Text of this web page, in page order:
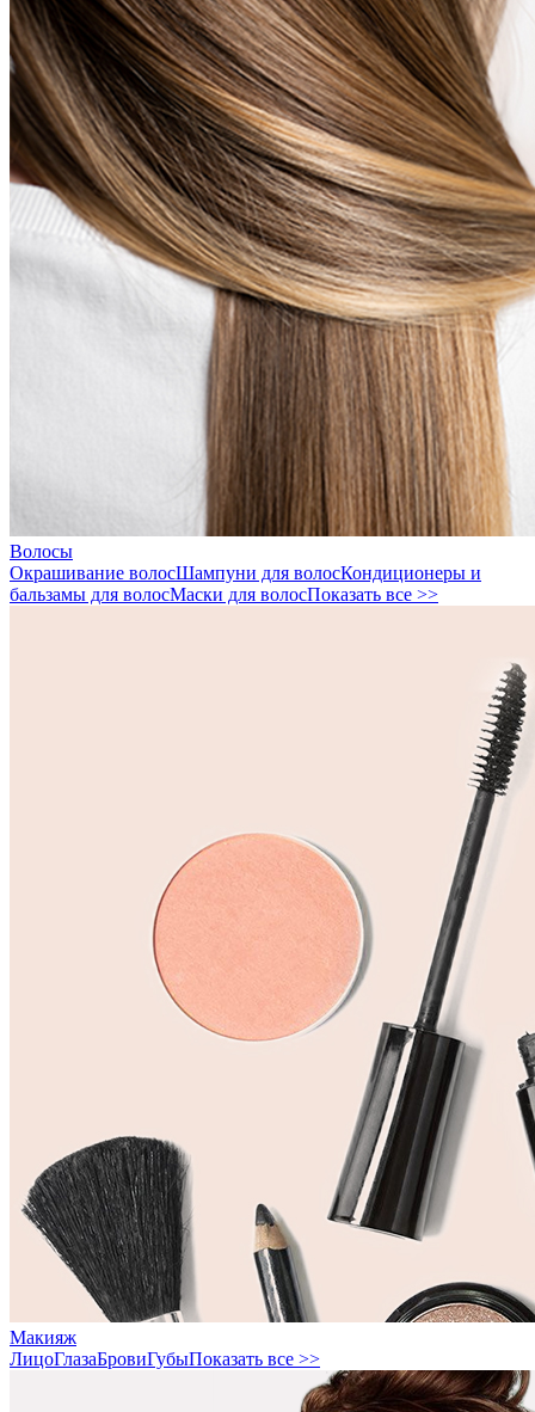
Волосы
Окрашивание волосШампуни для волосКондиционеры и
бальзамы для волосМаски для волосПоказать все >>
Макияж
ЛицоГлазаБровиГубыПоказать все >>